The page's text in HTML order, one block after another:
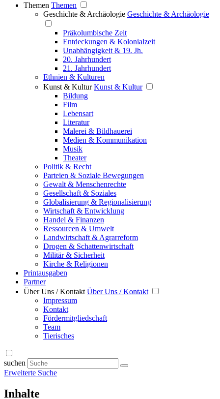
Themen Themen
Geschichte & Archäologie Geschichte & Archäologie
Präkolumbische Zeit
Entdeckungen & Kolonialzeit
Unabhängigkeit & 19. Jh.
20. Jahrhundert
21. Jahrhundert
Ethnien & Kulturen
Kunst & Kultur Kunst & Kultur
Bildung
Film
Lebensart
Literatur
Malerei & Bildhauerei
Medien & Kommunikation
Musik
Theater
Politik & Recht
Parteien & Soziale Bewegungen
Gewalt & Menschenrechte
Gesellschaft & Soziales
Globalisierung & Regionalisierung
Wirtschaft & Entwicklung
Handel & Finanzen
Ressourcen & Umwelt
Landwirtschaft & Agrarreform
Drogen & Schattenwirtschaft
Militär & Sicherheit
Kirche & Religionen
Printausgaben
Partner
Über Uns / Kontakt Über Uns / Kontakt
Impressum
Kontakt
Fördermitgliedschaft
Team
Tierisches
suchen
Erweiterte Suche
Inhalte